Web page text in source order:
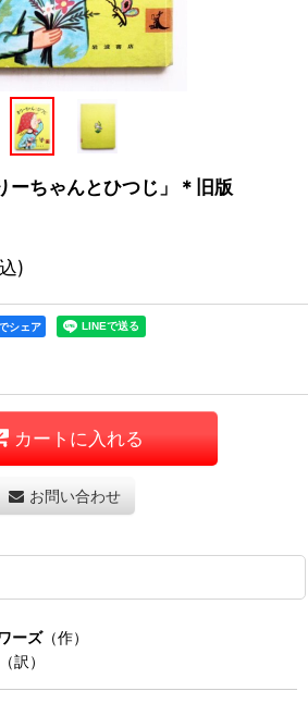
ーちゃんとひつじ」＊旧版
)
シェア
カートに入れる
お問い合わせ
ーズ（作）
（訳）